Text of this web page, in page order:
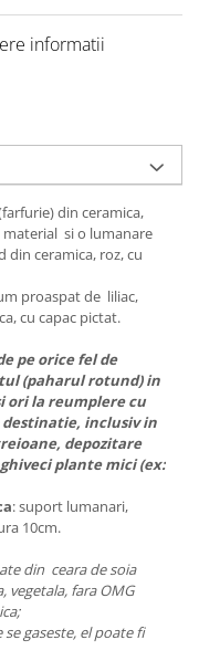
informatii
din ceramica,
si o lumanare
ceramica, roz, cu
proaspat de liliac,
cu capac pictat.
pe orice fel de
(paharul rotund) in
ori la reumplere cu
inclusiv in
depozitare
plante mici (ex:
: suport lumanari,
10cm.
din ceara de soia
vegetala, fara OMG
se gaseste, el poate fi